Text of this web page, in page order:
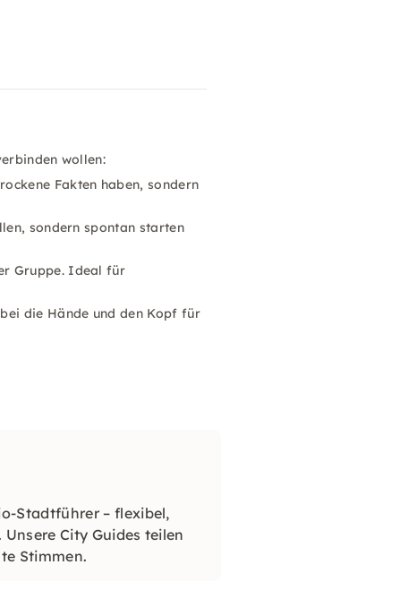
wollen:
Fakten haben, sondern
sondern spontan starten
Gruppe. Ideal für
die Hände und den Kopf für
Stadtführer – flexibel,
City Guides teilen
Stimmen.